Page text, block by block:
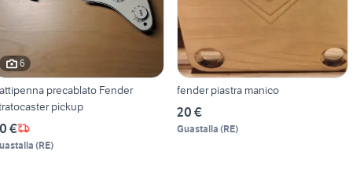
6
precablato Fender
pickup
€
(RE)
fender piastra manico
20 €
Guastalla (RE)